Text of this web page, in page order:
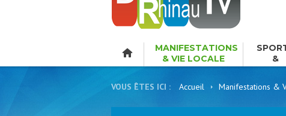
MANIFESTATIONS
& VIE LOCALE
&
VOUS ÊTES ICI : Accueil Manifestations &